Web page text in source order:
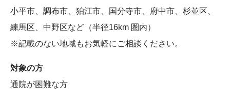
小平市、調布市、狛江市、国分寺市、府中市、杉並区、
練馬区、中野区など（半径16km 圏内）
※記載のない地域もお気軽にご相談ください。
対象の方
通院が困難な方